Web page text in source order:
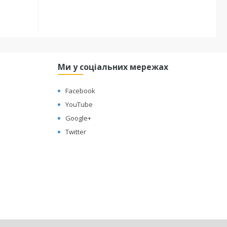
Ми у соціальних мережах
Facebook
YouTube
Google+
Twitter